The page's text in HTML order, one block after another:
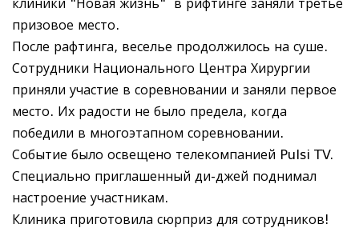
клиники "Новая жизнь" в рифтинге заняли третье
призовое место.
После рафтинга, веселье продолжилось на суше.
Сотрудники Национального Центра Хирургии
приняли участие в соревновании и заняли первое
место. Их радости не было предела, когда
победили в многоэтапном соревновании.
Событие было освещено телекомпанией Pulsi TV.
Специально приглашенный ди-джей поднимал
настроение участникам.
Клиника приготовила сюрприз для сотрудников!